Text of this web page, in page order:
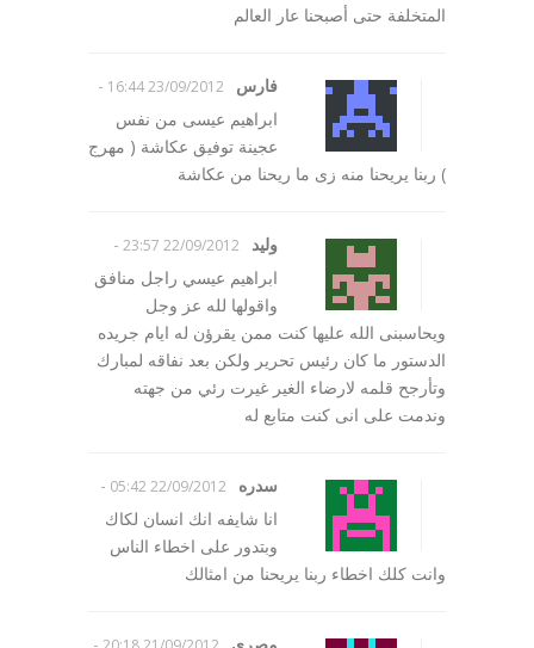
المتخلفة حتى أصبحنا عار العالم
فارس 23/09/2012 16:44
-
ابراهيم عيسى من نفس
عجينة توفيق عكاشة ( مهرج
) ربنا يريحنا منه زى ما ريحنا من عكاشة
وليد 22/09/2012 23:57
-
ابراهيم عيسي راجل منافق
واقولها لله عز وجل
ويحاسبنى الله عليها كنت ممن يقرؤن له ايام جريده
الدستور ما كان رئيس تحرير ولكن بعد نفاقه لمبارك
وتأرجح قلمه لارضاء الغير غيرت رئي من جهته
وندمت على انى كنت متابع له
سدره 22/09/2012 05:42
-
انا شايفه انك انسان لكاك
وبتدور على اخطاء الناس
وانت كلك اخطاء ربنا يريحنا من امثالك